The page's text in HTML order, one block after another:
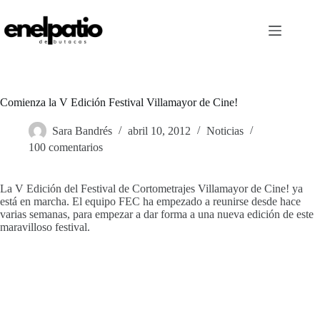
contenido
Comienza la V Edición Festival Villamayor de Cine!
Sara Bandrés abril 10, 2012
Noticias
100 comentarios
La V Edición del Festival de Cortometrajes Villamayor de Cine! ya
está en marcha. El equipo FEC ha empezado a reunirse desde hace
varias semanas, para empezar a dar forma a una nueva edición de este
maravilloso festival.